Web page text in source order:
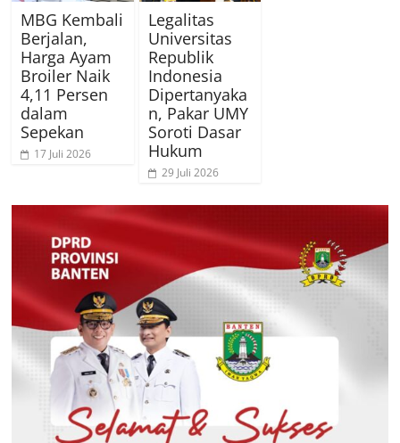
MBG Kembali
Berjalan,
Harga Ayam
Broiler Naik
4,11 Persen
dalam
Sepekan
17 Juli 2026
Legalitas
Universitas
Republik
Indonesia
Dipertanyaka
n, Pakar UMY
Soroti Dasar
Hukum
29 Juli 2026